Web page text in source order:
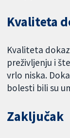
Kvaliteta
Kvaliteta
preživljenju i
vrlo niska.
bolesti bili su
Zaključak